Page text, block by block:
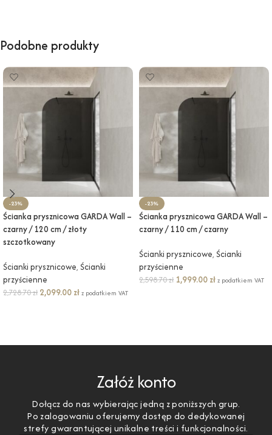
Podobne produkty
-23%
Ścianka prysznicowa GARDA Wall –
czarny / 120 cm / złoty
szczotkowany
Ścianki prysznicowe, Ścianki
przyścienne
2,728.70zł 2,099.00 złz podatkiem VAT
-23%
Ścianka prysznicowa GARDA Wall –
czarny / 110 cm / czarny
Ścianki prysznicowe, Ścianki
przyścienne
2,598.70zł 1,999.00 złz podatkiem VAT
Załóż konto
Dołącz do nas wybierając jedną z poniższych grup.
Po zalogowaniu oferujemy dostęp do dedykowanej
strefy gwarantującej unikalne treści i funkcjonalności.